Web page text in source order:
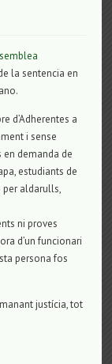
la sentencia en
d’Adherentes a
i sense
demanda de
estudiants de
per aldarulls,
ni proves
d’un funcionari
persona fos
justícia, tot